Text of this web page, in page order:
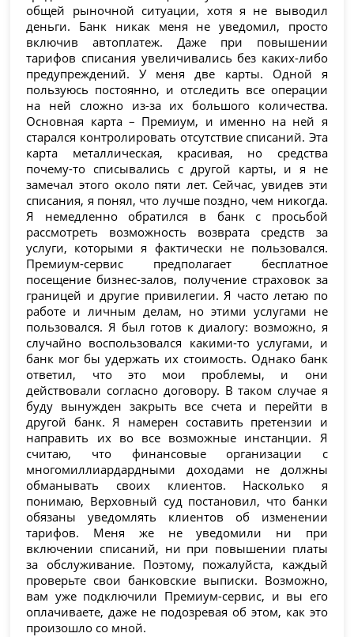
общей рыночной ситуации, хотя я не выводил
деньги. Банк никак меня не уведомил, просто
включив автоплатеж. Даже при повышении
тарифов списания увеличивались без каких-либо
предупреждений. У меня две карты. Одной я
пользуюсь постоянно, и отследить все операции
на ней сложно из-за их большого количества.
Основная карта – Премиум, и именно на ней я
старался контролировать отсутствие списаний. Эта
карта металлическая, красивая, но средства
почему-то списывались с другой карты, и я не
замечал этого около пяти лет. Сейчас, увидев эти
списания, я понял, что лучше поздно, чем никогда.
Я немедленно обратился в банк с просьбой
рассмотреть возможность возврата средств за
услуги, которыми я фактически не пользовался.
Премиум-сервис предполагает бесплатное
посещение бизнес-залов, получение страховок за
границей и другие привилегии. Я часто летаю по
работе и личным делам, но этими услугами не
пользовался. Я был готов к диалогу: возможно, я
случайно воспользовался какими-то услугами, и
банк мог бы удержать их стоимость. Однако банк
ответил, что это мои проблемы, и они
действовали согласно договору. В таком случае я
буду вынужден закрыть все счета и перейти в
другой банк. Я намерен составить претензии и
направить их во все возможные инстанции. Я
считаю, что финансовые организации с
многомиллиардардными доходами не должны
обманывать своих клиентов. Насколько я
понимаю, Верховный суд постановил, что банки
обязаны уведомлять клиентов об изменении
тарифов. Меня же не уведомили ни при
включении списаний, ни при повышении платы
за обслуживание. Поэтому, пожалуйста, каждый
проверьте свои банковские выписки. Возможно,
вам уже подключили Премиум-сервис, и вы его
оплачиваете, даже не подозревая об этом, как это
произошло со мной.